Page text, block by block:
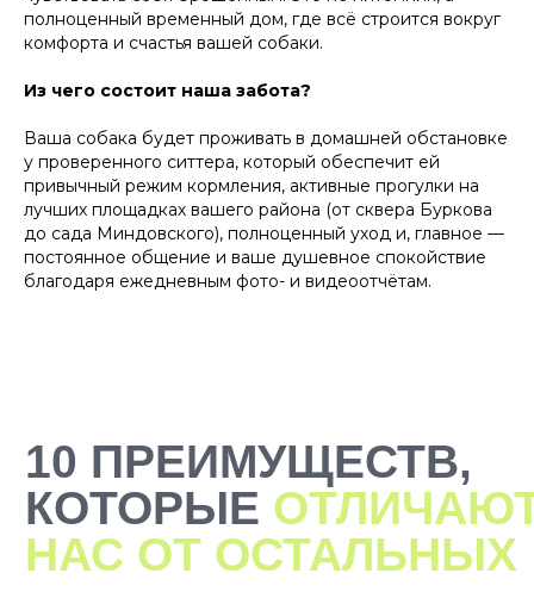
полноценный временный дом, где всё строится вокруг
комфорта и счастья вашей собаки.
Из чего состоит наша забота?
Ваша собака будет проживать в домашней обстановке
у проверенного ситтера, который обеспечит ей
привычный режим кормления, активные прогулки на
лучших площадках вашего района (от сквера Буркова
до сада Миндовского), полноценный уход и, главное —
постоянное общение и ваше душевное спокойствие
благодаря ежедневным фото- и видеоотчётам.
телеграм-бот. При повторном
заказе заново заполнять ничего
не нужно, мы всё запоминаем!
выгульщика
2000+ САМЫХ
ЗАБОТЛИВЫХ